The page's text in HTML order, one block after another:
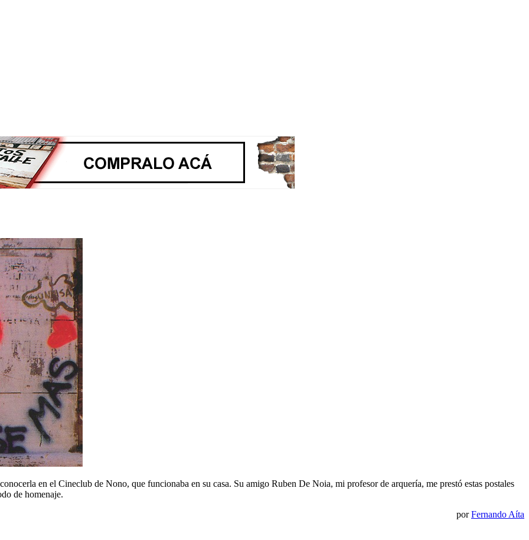
en el Cineclub de Nono, que funcionaba en su casa. Su amigo Ruben De Noia, mi profesor de arquería, me prestó estas postales
de homenaje.
porFernando Aíta